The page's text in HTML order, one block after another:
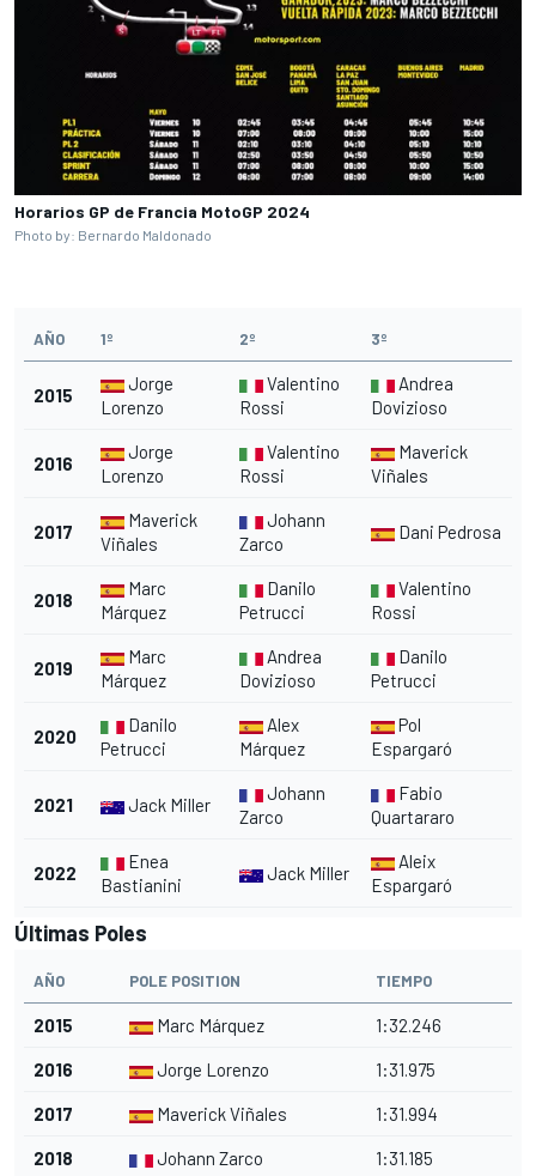
Horarios GP de Francia MotoGP 2024
Photo by: Bernardo Maldonado
AÑO 1º 2º 3º
2015
Jorge
Lorenzo
Valentino
Rossi
Andrea
Dovizioso
2016
Jorge
Lorenzo
Valentino
Rossi
Maverick
Viñales
2017
Maverick
Viñales
Johann
Zarco
Dani Pedrosa
2018
Marc
Márquez
Danilo
Petrucci
Valentino
Rossi
2019
Marc
Márquez
Andrea
Dovizioso
Danilo
Petrucci
2020
Danilo
Petrucci
Alex
Márquez
Pol
Espargaró
2021 Jack Miller
Johann
Zarco
Fabio
Quartararo
2022
Enea
Bastianini
Jack Miller
Aleix
Espargaró
Últimas Poles
AÑO POLE POSITION TIEMPO
2015 Marc Márquez 1:32.246
2016 Jorge Lorenzo 1:31.975
2017 Maverick Viñales 1:31.994
2018 Johann Zarco 1:31.185